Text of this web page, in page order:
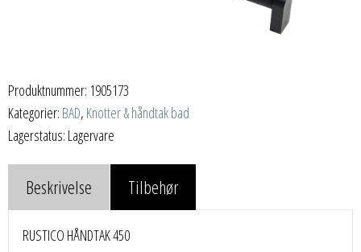
Produktnummer: 1905173
Kategorier: BAD, Knotter & håndtak bad
Lagerstatus: Lagervare
Beskrivelse Tilbehør
RUSTICO HÅNDTAK 450